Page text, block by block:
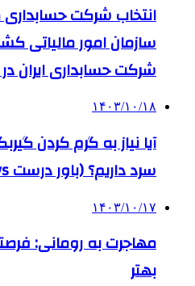
انتخاب شرکت
سازمان امور مالیاتی
شرکت حسابداری ایران
۱۴۰۳/۱۰/۱۸
آیا نیاز به گرم کردن
سرد داریم؟ (باور درست vs غلط)
۱۴۰۳/۱۰/۱۷
مهاجرت به رومانی:
بهتر